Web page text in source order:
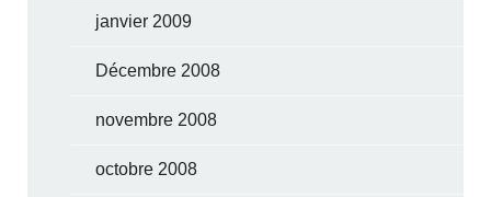
janvier 2009
Décembre 2008
novembre 2008
octobre 2008